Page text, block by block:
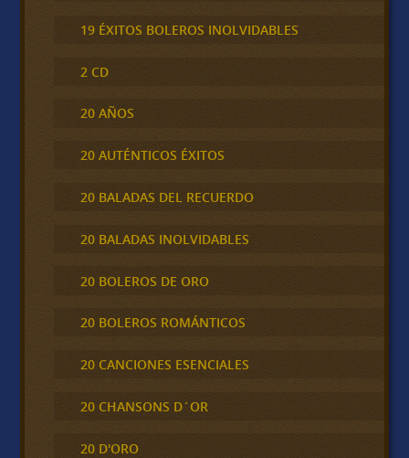
19 ÉXITOS BOLEROS INOLVIDABLES
2 CD
20 AÑOS
20 AUTÉNTICOS ÉXITOS
20 BALADAS DEL RECUERDO
20 BALADAS INOLVIDABLES
20 BOLEROS DE ORO
20 BOLEROS ROMÁNTICOS
20 CANCIONES ESENCIALES
20 CHANSONS D´OR
20 D'ORO